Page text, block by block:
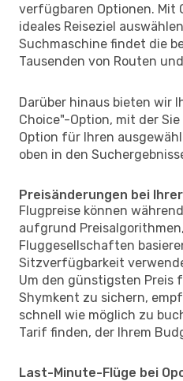
verfügbaren Optionen. Mit
ideales Reiseziel
Suchmaschine findet die
Tausenden von Routen
Darüber hinaus bieten wir
Choice"-Option, mit der
Option für Ihren
oben in den
Preisänderungen bei
Flugpreise können
aufgrund
Fluggesellschaften
Sitzverfügbarkeit
Um den günstigsten Preis
Shymkent zu sichern,
schnell wie möglich zu
Tarif finden, der Ihrem
Last-Minute-Flüge bei